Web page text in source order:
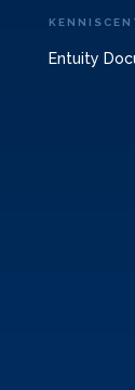
Entuity